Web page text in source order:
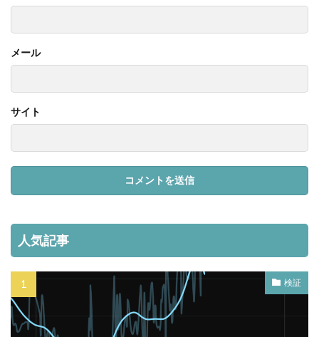
メール
サイト
人気記事
検証